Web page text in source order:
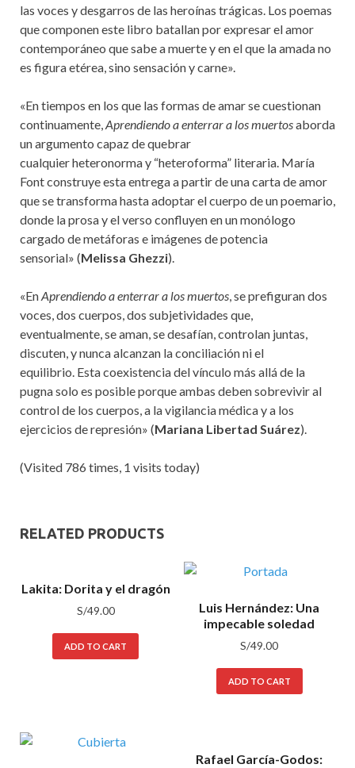
las voces y desgarros de las heroínas trágicas. Los poemas
que componen este libro batallan por expresar el amor
contemporáneo que sabe a muerte y en el que la amada no
es figura etérea, sino sensación y carne».
«Entiempos en los que las formas de amar se cuestionan
continuamente,Aprendiendo a enterrar a los muertosaborda
un argumento capaz de quebrar
cualquierheteronormay “heteroforma” literaria. María
Font construye esta entrega a partir de una carta de amor
que se transforma hasta adoptar el cuerpo de un poemario,
donde la prosa y el verso confluyen en un monólogo
cargado de metáforas e imágenes de potencia
sensorial» (Melissa Ghezzi).
«EnAprendiendo a enterrar a los muertos, se prefiguran dos
voces, dos cuerpos, dos subjetividades que,
eventualmente, se aman, se desafían, controlan juntas,
discuten,y nunca alcanzan la conciliación niel
equilibrio. Esta coexistencia del vínculo más allá de la
pugna solo es posible porque ambas deben sobrevivir al
control de los cuerpos, a la vigilancia médica y a los
ejercicios de represión» (Mariana Libertad Suárez).
(Visited 786 times, 1 visits today)
RELATED PRODUCTS
Lakita: Dorita y el dragón
S/49.00
ADD TO CART
Luis Hernández: Una
impecable soledad
S/49.00
ADD TO CART
Rafael García-Godos: